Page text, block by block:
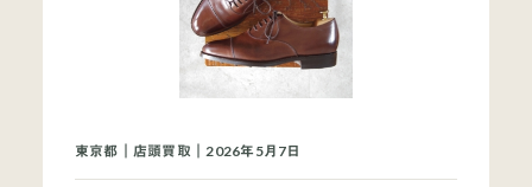
東京都｜店頭買取｜2026年5月7日